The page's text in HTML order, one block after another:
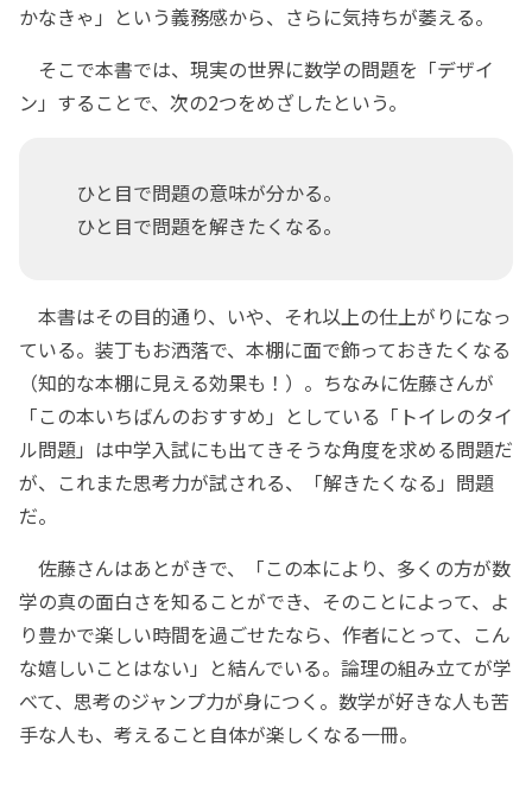
かなきゃ」という義務感から、さらに気持ちが萎える。
そこで本書では、現実の世界に数学の問題を「デザイ
ン」することで、次の2つをめざしたという。
ひと目で問題の意味が分かる。
ひと目で問題を解きたくなる。
本書はその目的通り、いや、それ以上の仕上がりになっ
ている。装丁もお洒落で、本棚に面で飾っておきたくなる
（知的な本棚に見える効果も！）。ちなみに佐藤さんが
「この本いちばんのおすすめ」としている「トイレのタイ
ル問題」は中学入試にも出てきそうな角度を求める問題だ
が、これまた思考力が試される、「解きたくなる」問題
だ。
佐藤さんはあとがきで、「この本により、多くの方が数
学の真の面白さを知ることができ、そのことによって、よ
り豊かで楽しい時間を過ごせたなら、作者にとって、こん
な嬉しいことはない」と結んでいる。論理の組み立てが学
べて、思考のジャンプ力が身につく。数学が好きな人も苦
手な人も、考えること自体が楽しくなる一冊。